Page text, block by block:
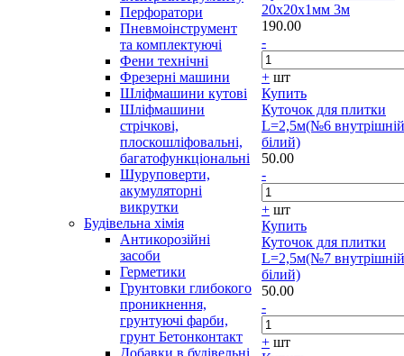
Перфоратори
Пневмоінструмент
та комплектуючі
Фени технічні
Фрезерні машини
Шліфмашини кутові
Шліфмашини
стрічкові,
плоскошліфовальні,
багатофункціональні
Шуруповерти,
акумуляторні
викрутки
Будівельна хімія
Антикорозійні
засоби
Герметики
Грунтовки глибокого
проникнення,
грунтуючі фарби,
грунт Бетонконтакт
Добавки в будівельні
20х20х1мм 3м
190.00
-
+ шт
Купить
Куточок для плитки
L=2,5м(№6 внутрішній
білий)
50.00
-
+ шт
Купить
Куточок для плитки
L=2,5м(№7 внутрішній
білий)
50.00
-
+ шт